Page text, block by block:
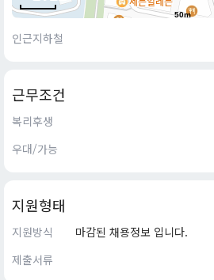
50m
인근지하철
근무조건
복리후생
우대/가능
지원형태
지원방식
마감된 채용정보 입니다.
제출서류